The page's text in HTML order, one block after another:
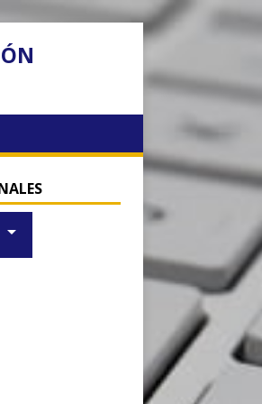
arrow_drop_down